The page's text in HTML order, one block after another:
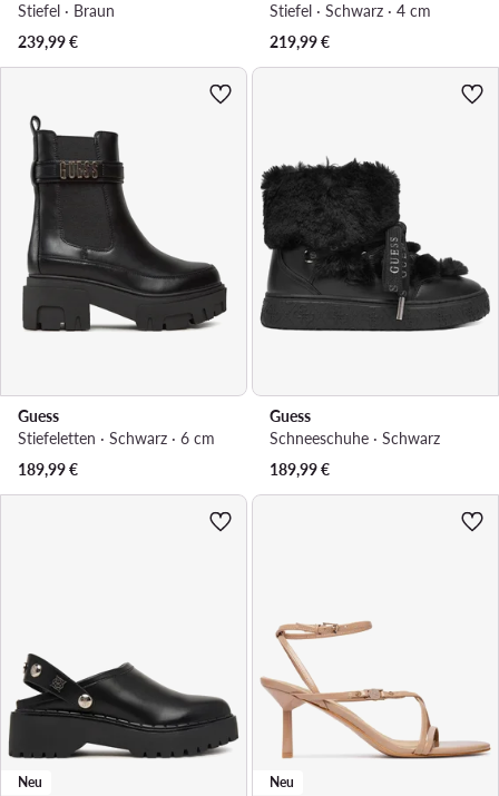
Stiefel · Braun
239,99€
Stiefel · Schwarz · 4 cm
219,99€
Guess
Stiefeletten · Schwarz · 6 cm
189,99€
Guess
Schneeschuhe · Schwarz
189,99€
Neu Neu